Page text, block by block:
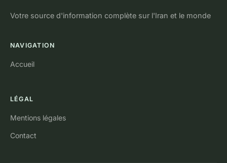
Votre source d'information complète sur l'Iran et le monde
NAVIGATION
Accueil
LÉGAL
Mentions légales
Contact